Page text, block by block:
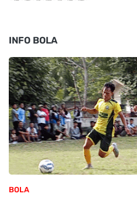
INFO BOLA
BOLA